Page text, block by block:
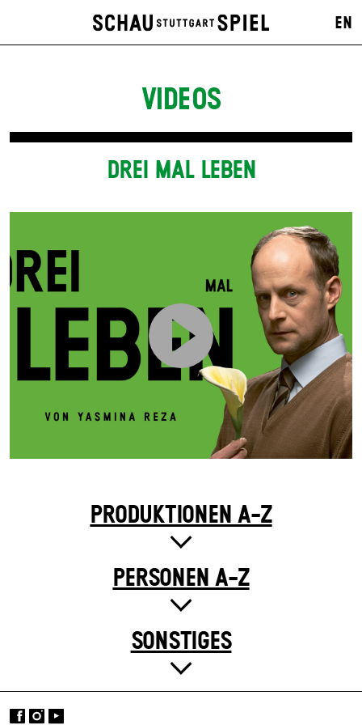
EN
VIDEOS
DREI MAL LEBEN
PRODUKTIONEN A-Z
PERSONEN A-Z
SONSTIGES